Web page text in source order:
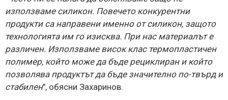
използваме силикон. Повечето конкурентни
продукти са направени именно от силикон, защото
технологията им го изисква. При нас материалът е
различен. Използваме висок клас термопластичен
полимер, който може да бъде рециклиран и който
позволява продуктът да бъде значително по-твърд и
стабилен", обясни Захаринов.